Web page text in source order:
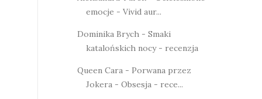
emocje - Vivid aur...
Dominika Brych - Smaki
katalońskich nocy - recenzja
Queen Cara - Porwana przez
Jokera - Obsesja - rece...